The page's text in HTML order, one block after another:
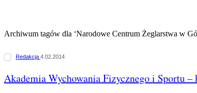
Archiwum tagów dla ‘Narodowe Centrum Żeglarstwa w
Redakcja 4.02.2014
Akademia Wychowania Fizycznego i Sportu –